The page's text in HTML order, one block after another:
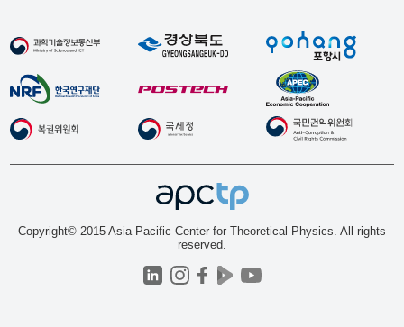
Copyright© 2015 Asia Pacific Center for Theoretical Physics. All rights
reserved.